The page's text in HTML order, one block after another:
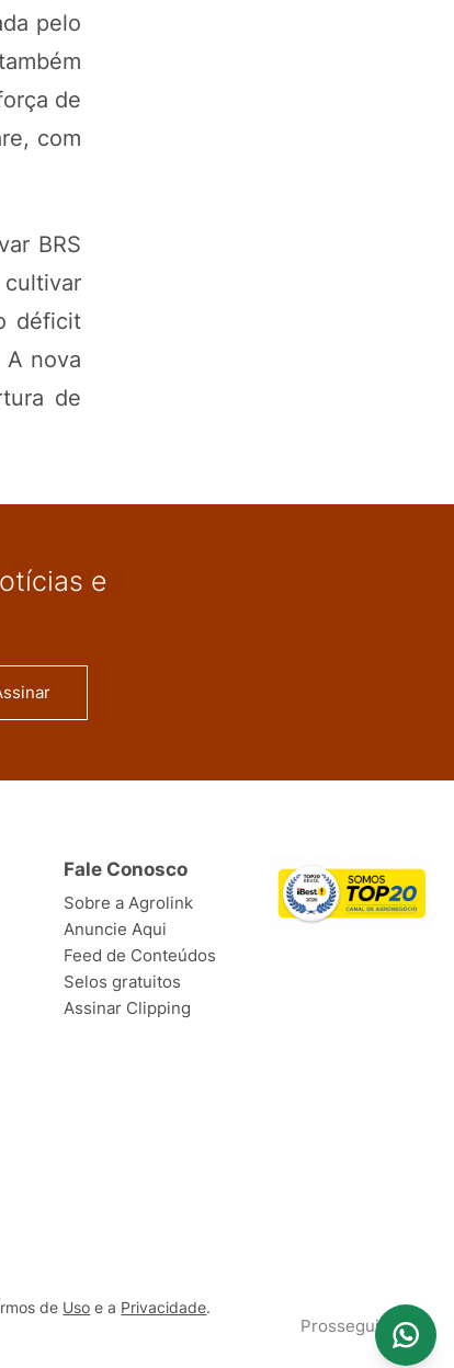
pelo
de
com
BRS
cultivar
déficit
nova
de
e
Fale Conosco
Sobre a Agrolink
Anuncie Aqui
Feed de Conteúdos
Selos gratuitos
Assinar Clipping
de Uso e a Privacidade.
Prosseguir